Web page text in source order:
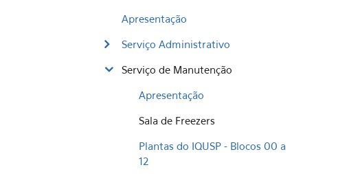
Apresentação
Serviço Administrativo
Serviço de Manutenção
Apresentação
Sala de Freezers
Plantas do IQUSP - Blocos 00 a
12